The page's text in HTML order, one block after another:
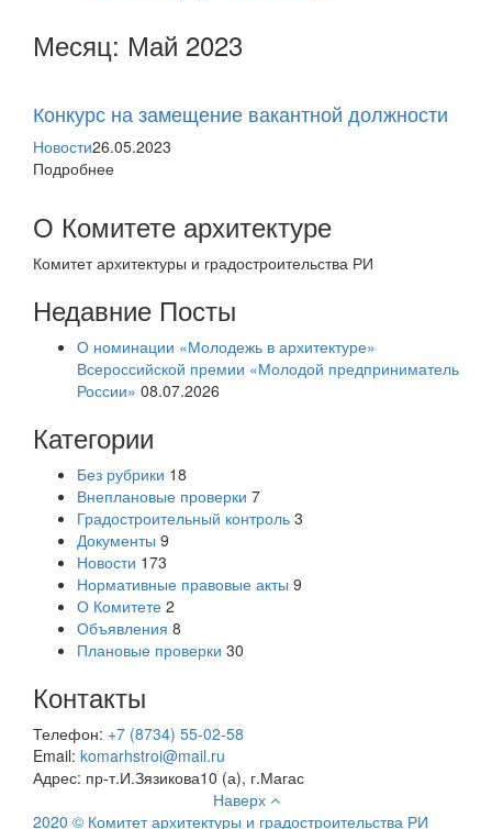
Месяц: Май 2023
Конкурс на замещение вакантной должности
Новости26.05.2023
Подробнее
О Комитете архитектуре
Комитет архитектуры и градостроительства РИ
Недавние Посты
О номинации «Молодежь в архитектуре»
Всероссийской премии «Молодой предприниматель
России» 08.07.2026
Категории
Без рубрики 18
Внеплановые проверки 7
Градостроительный контроль 3
Документы 9
Новости 173
Нормативные правовые акты 9
О Комитете 2
Объявления 8
Плановые проверки 30
Контакты
Телефон: +7 (8734) 55-02-58
Email: komarhstroi@mail.ru
Адрес: пр-т.И.Зязикова10 (а), г.Магас
Наверх
2020 © Комитет архитектуры и градостроительства РИ